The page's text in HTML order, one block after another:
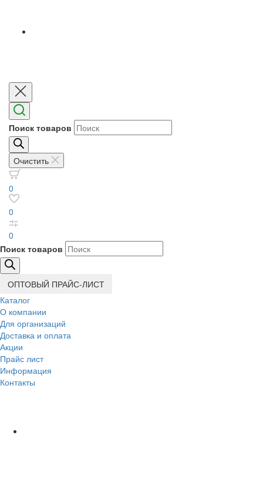
Поиск товаров
Очистить
0
0
0
Поиск товаров
ОПТОВЫЙ ПРАЙС-ЛИСТ
Каталог
О компании
Для организаций
Доставка и оплата
Акции
Прайс лист
Информация
Контакты